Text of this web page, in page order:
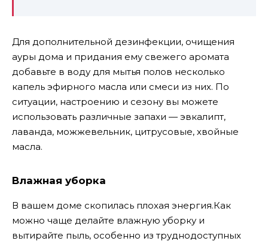
Для дополнительной дезинфекции, очищения
ауры дома и придания ему свежего аромата
добавьте в воду для мытья полов несколько
капель эфирного масла или смеси из них. По
ситуации, настроению и сезону вы можете
использовать различные запахи — эвкалипт,
лаванда, можжевельник, цитрусовые, хвойные
масла.
Влажная уборка
В вашем доме скопилась плохая энергия.Как
можно чаще делайте влажную уборку и
вытирайте пыль, особенно из труднодоступных